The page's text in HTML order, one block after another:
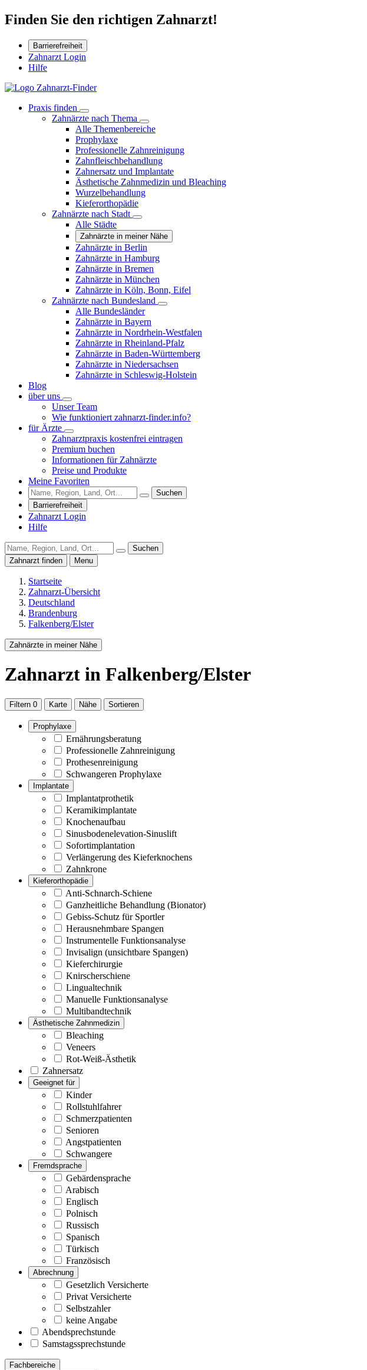
Finden Sie den richtigen Zahnarzt!
Barrierefreiheit
Zahnarzt Login
Hilfe
Praxis finden
Zahnärzte nach Thema
Alle Themenbereiche
Prophylaxe
Professionelle Zahnreinigung
Zahnfleischbehandlung
Zahnersatz und Implantate
Ästhetische Zahnmedizin und Bleaching
Wurzelbehandlung
Kieferorthopädie
Zahnärzte nach Stadt
Alle Städte
Zahnärzte in meiner Nähe
Zahnärzte in Berlin
Zahnärzte in Hamburg
Zahnärzte in Bremen
Zahnärzte in München
Zahnärzte in Köln, Bonn, Eifel
Zahnärzte nach Bundesland
Alle Bundesländer
Zahnärzte in Bayern
Zahnärzte in Nordrhein-Westfalen
Zahnärzte in Rheinland-Pfalz
Zahnärzte in Baden-Württemberg
Zahnärzte in Niedersachsen
Zahnärzte in Schleswig-Holstein
Blog
über uns
Unser Team
Wie funktioniert zahnarzt-finder.info?
für Ärzte
Zahnarztpraxis kostenfrei eintragen
Premium buchen
Informationen für Zahnärzte
Preise und Produkte
Meine Favoriten
Suchen
Barrierefreiheit
Zahnarzt Login
Hilfe
Suchen
Zahnarzt finden
Menu
Startseite
Zahnarzt-Übersicht
Deutschland
Brandenburg
Falkenberg/Elster
Zahnärzte in meiner Nähe
Zahnarzt in Falkenberg/Elster
Filtern 0 Karte Nähe Sortieren
Prophylaxe
Ernährungsberatung
Professionelle Zahnreinigung
Prothesenreinigung
Schwangeren Prophylaxe
Implantate
Implantatprothetik
Keramikimplantate
Knochenaufbau
Sinusbodenelevation-Sinuslift
Sofortimplantation
Verlängerung des Kieferknochens
Zahnkrone
Kieferorthopädie
Anti-Schnarch-Schiene
Ganzheitliche Behandlung (Bionator)
Gebiss-Schutz für Sportler
Herausnehmbare Spangen
Instrumentelle Funktionsanalyse
Invisalign (unsichtbare Spangen)
Kieferchirurgie
Knirscherschiene
Lingualtechnik
Manuelle Funktionsanalyse
Multibandtechnik
Ästhetische Zahnmedizin
Bleaching
Veneers
Rot-Weiß-Ästhetik
Zahnersatz
Geeignet für
Kinder
Rollstuhlfahrer
Schmerzpatienten
Senioren
Angstpatienten
Schwangere
Fremdsprache
Gebärdensprache
Arabisch
Englisch
Polnisch
Russisch
Spanisch
Türkisch
Französisch
Abrechnung
Gesetzlich Versicherte
Privat Versicherte
Selbstzahler
keine Angabe
Abendsprechstunde
Samstagssprechstunde
Fachbereiche